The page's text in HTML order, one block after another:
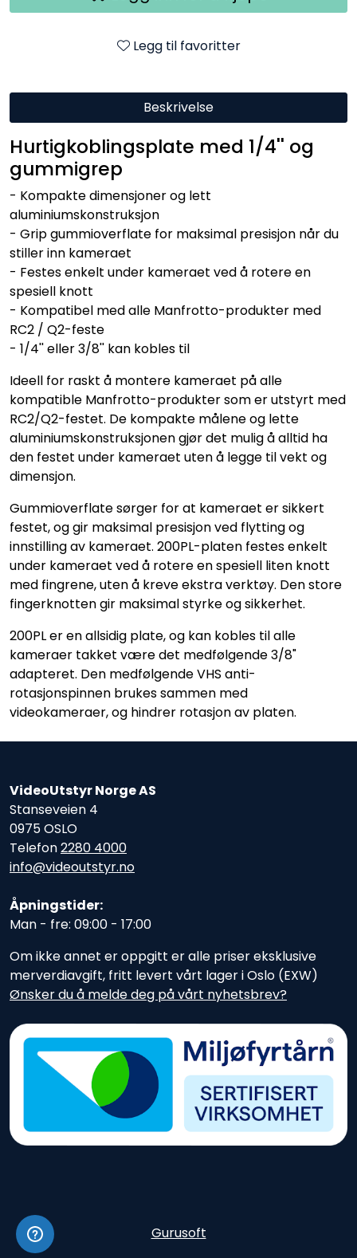
Legg til favoritter
Beskrivelse
Hurtigkoblingsplate med 1/4'' og
gummigrep
- Kompakte dimensjoner og lett
aluminiumskonstruksjon
- Grip gummioverflate for maksimal presisjon når du
stiller inn kameraet
- Festes enkelt under kameraet ved å rotere en
spesiell knott
- Kompatibel med alle Manfrotto-produkter med
RC2 / Q2-feste
- 1/4'' eller 3/8'' kan kobles til
Ideell for raskt å montere kameraet på alle
kompatible Manfrotto-produkter som er utstyrt med
RC2/Q2-festet. De kompakte målene og lette
aluminiumskonstruksjonen gjør det mulig å alltid ha
den festet under kameraet uten å legge til vekt og
dimensjon.
Gummioverflate sørger for at kameraet er sikkert
festet, og gir maksimal presisjon ved flytting og
innstilling av kameraet. 200PL-platen festes enkelt
under kameraet ved å rotere en spesiell liten knott
med fingrene, uten å kreve ekstra verktøy. Den store
fingerknotten gir maksimal styrke og sikkerhet.
200PL er en allsidig plate, og kan kobles til alle
kameraer takket være det medfølgende 3/8"
adapteret. Den medfølgende VHS anti-
rotasjonspinnen brukes sammen med
videokameraer, og hindrer rotasjon av platen.
VideoUtstyr Norge AS
Stanseveien 4
0975 OSLO
Telefon2280 4000
info@videoutstyr.no
Åpningstider:
Man - fre: 09:00 - 17:00
Om ikke annet er oppgitt er alle priser eksklusive
merverdiavgift, fritt levert vårt lager i Oslo (EXW)
Ønsker du å melde deg på vårt nyhetsbrev?
Gurusoft